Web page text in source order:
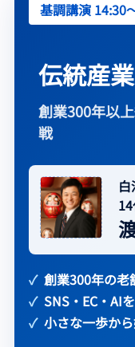
基調講演 14:30
伝統産
創業300年以
戦
創業300年の老
SNS・EC・AI
小さな一歩か